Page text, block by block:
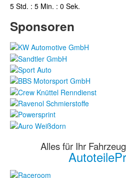
5 Std. : 5 Min. : 0 Sek.
Sponsoren
Alles für Ihr